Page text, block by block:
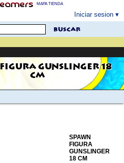
MAPA TIENDA
Iniciar sesion
buscar
GUNSLINGER 18
CM
SPAWN
FIGURA
GUNSLINGER
18 CM